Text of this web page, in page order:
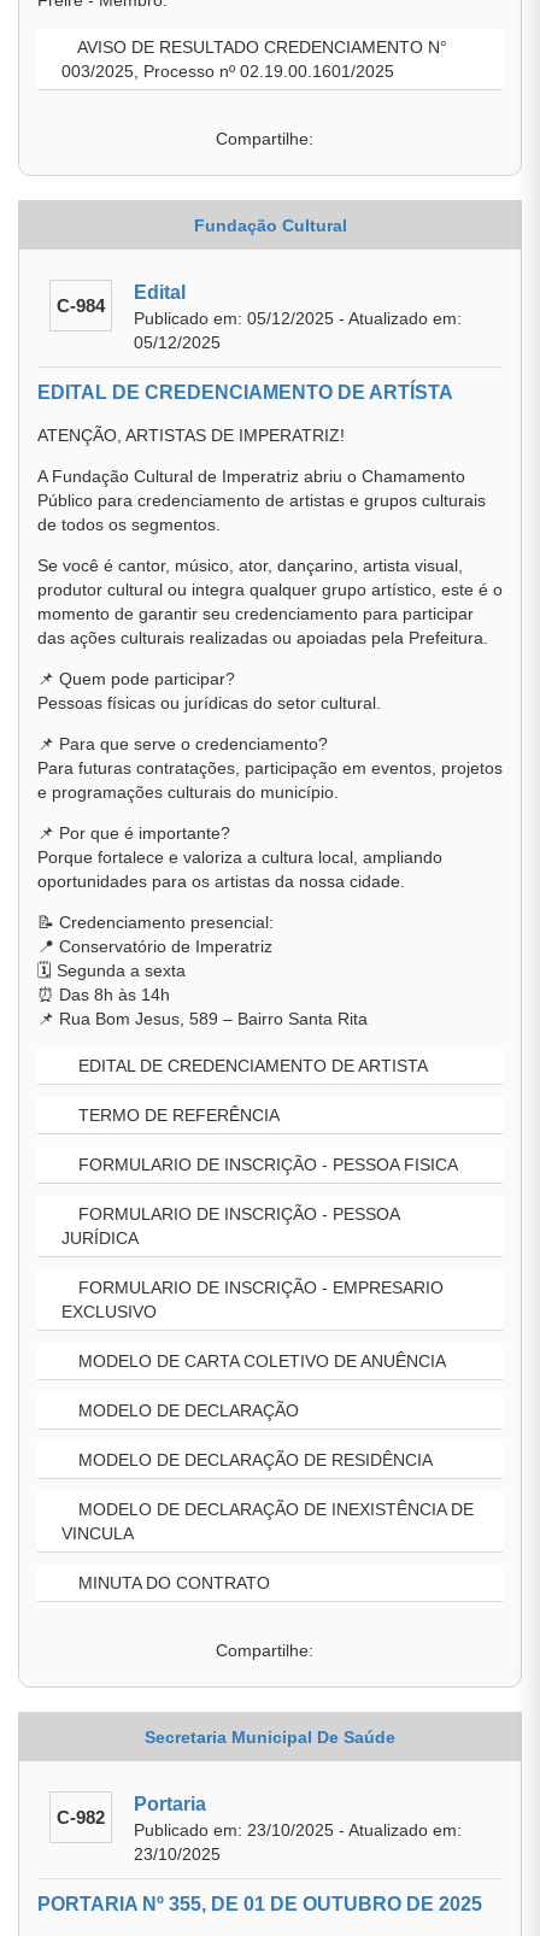
AVISO DE RESULTADO CREDENCIAMENTO N°
003/2025, Processo nº 02.19.00.1601/2025
Compartilhe:
Fundação Cultural
C-984
Edital
Publicado em: 05/12/2025 - Atualizado em:
05/12/2025
EDITAL DE CREDENCIAMENTO DE ARTÍSTA
ATENÇÃO, ARTISTAS DE IMPERATRIZ!
A Fundação Cultural de Imperatriz abriu o Chamamento
Público para credenciamento de artistas e grupos culturais
de todos os segmentos.
Se você é cantor, músico, ator, dançarino, artista visual,
produtor cultural ou integra qualquer grupo artístico, este é o
momento de garantir seu credenciamento para participar
das ações culturais realizadas ou apoiadas pela Prefeitura.
📌 Quem pode participar?
Pessoas físicas ou jurídicas do setor cultural.
📌 Para que serve o credenciamento?
Para futuras contratações, participação em eventos, projetos
e programações culturais do município.
📌 Por que é importante?
Porque fortalece e valoriza a cultura local, ampliando
oportunidades para os artistas da nossa cidade.
📝 Credenciamento presencial:
📍 Conservatório de Imperatriz
🗓️ Segunda a sexta
⏰ Das 8h às 14h
📌 Rua Bom Jesus, 589 – Bairro Santa Rita
EDITAL DE CREDENCIAMENTO DE ARTISTA
TERMO DE REFERÊNCIA
FORMULARIO DE INSCRIÇÃO - PESSOA FISICA
FORMULARIO DE INSCRIÇÃO - PESSOA
JURÍDICA
FORMULARIO DE INSCRIÇÃO - EMPRESARIO
EXCLUSIVO
MODELO DE CARTA COLETIVO DE ANUÊNCIA
MODELO DE DECLARAÇÃO
MODELO DE DECLARAÇÃO DE RESIDÊNCIA
MODELO DE DECLARAÇÃO DE INEXISTÊNCIA DE
VINCULA
MINUTA DO CONTRATO
Compartilhe:
Secretaria Municipal De Saúde
C-982
Portaria
Publicado em: 23/10/2025 - Atualizado em:
23/10/2025
PORTARIA Nº 355, DE 01 DE OUTUBRO DE 2025